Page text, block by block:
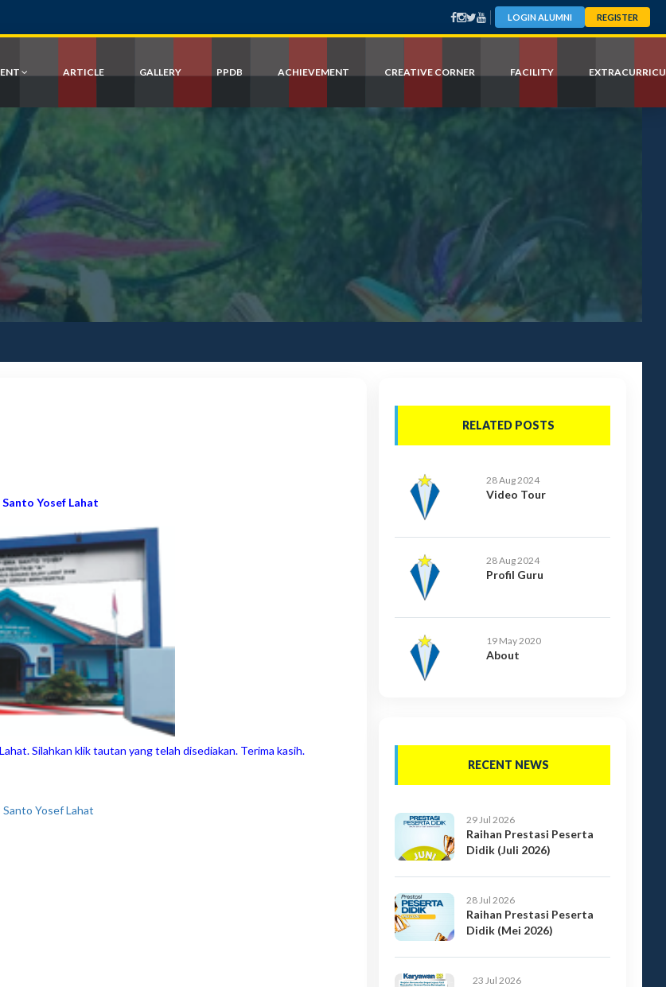
LOGIN ALUMNI REGISTER
ARTICLE GALLERY PPDB ACHIEVEMENT CREATIVE CORNER FACILITY
Yosef Lahat
Silahkan klik tautan yang telah disediakan. Terima kasih.
Yosef Lahat
RELATED POSTS
28 Aug 2024
Video Tour
28 Aug 2024
Profil Guru
19 May 2020
About
RECENT NEWS
29 Jul 2026
Raihan Prestasi Peserta
Didik (Juli 2026)
28 Jul 2026
Raihan Prestasi Peserta
Didik (Mei 2026)
23 Jul 2026